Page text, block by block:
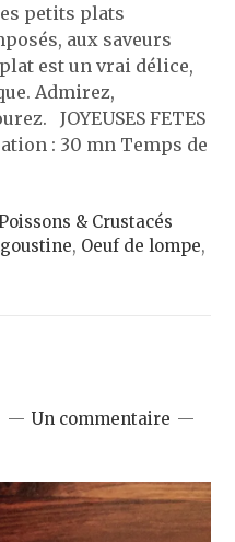
petits plats
aux saveurs
est un vrai délice,
Admirez,
JOYEUSES FETES
: 30 mn Temps de
& Crustacés
, Oeuf de lompe,
Un commentaire